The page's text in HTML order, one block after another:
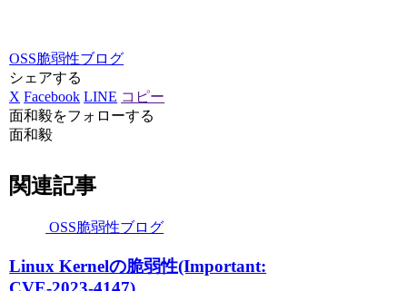
OSS脆弱性ブログ
シェアする
X Facebook LINE コピー
面和毅をフォローする
面和毅
関連記事
OSS脆弱性ブログ
Linux Kernelの脆弱性(Important: